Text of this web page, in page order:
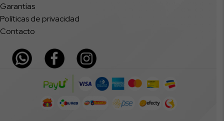
Garantías
Políticas de privacidad
Contacto